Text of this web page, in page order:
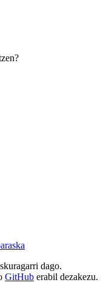
dago.
GitHub erabil dezakezu.